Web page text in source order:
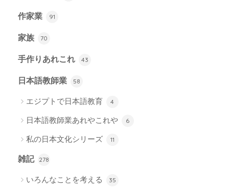
作家業 91
家族 70
手作りあれこれ 43
日本語教師業 58
エジプトで日本語教育 4
日本語教師業あれやこれや 6
私の日本文化シリーズ 11
雑記 278
いろんなことを考える 35